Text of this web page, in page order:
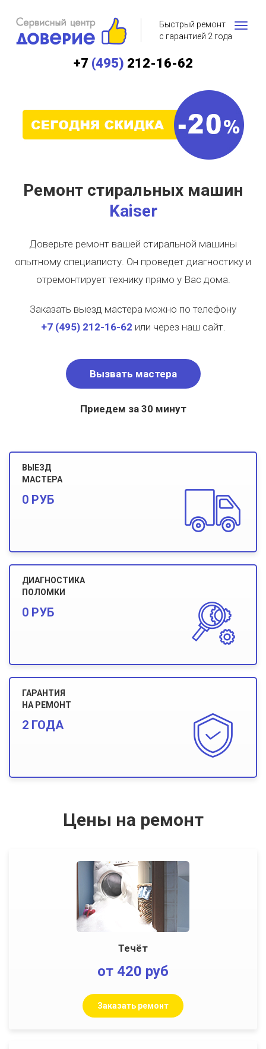
Быстрый ремонт
с гарантией 2 года
+7 (495) 212-16-62
Ремонт стиральных машин
Kaiser
Доверьте ремонт вашей стиральной машины
опытному специалисту. Он проведет диагностику и
отремонтирует технику прямо у Вас дома.
Заказать выезд мастера можно по телефону
+7 (495)212-16-62 или через наш сайт.
Вызвать мастера
Приедем за 30 минут
ВЫЕЗД
МАСТЕРА
0 РУБ
ДИАГНОСТИКА
ПОЛОМКИ
0 РУБ
ГАРАНТИЯ
НА РЕМОНТ
2 ГОДА
Цены на ремонт
Течёт
от 420 руб
Заказать ремонт